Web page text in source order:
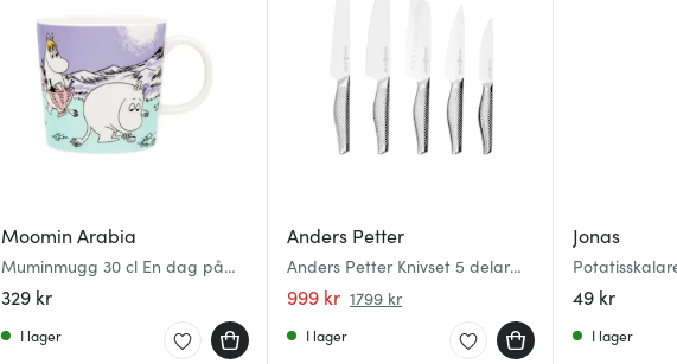
Moomin Arabia
Muminmugg 30 cl En dag på
stranden Sommar 2025
329 kr
I lager
Anders Petter
Anders Petter Knivset 5 delar
Rostfritt stål
999 kr 1799 kr
I lager
Jonas
49 kr
I lager